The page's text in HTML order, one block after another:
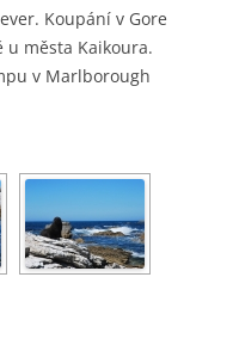
Koupání v Gore
u města Kaikoura.
v Marlborough